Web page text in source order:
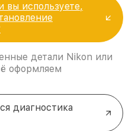
вы используете,
детали Nikon или
оформляем
диагностика